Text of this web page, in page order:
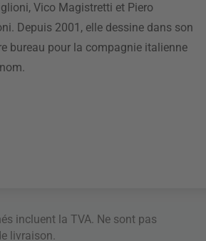
Vico Magistretti et Piero
Depuis 2001, elle dessine dans son
bureau pour la compagnie italienne
incluent la TVA. Ne sont pas
livraison.